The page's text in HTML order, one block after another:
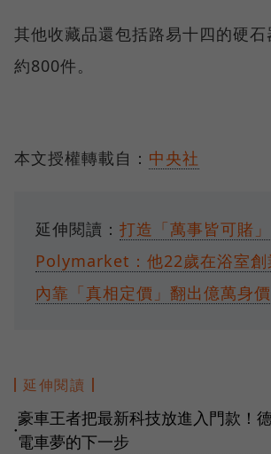
其他收藏品還包括路易十四的硬
約800件。
本文授權轉載自： 中央社
延伸閱讀： 打造「萬事皆可賭
Polymarket：他22歲在浴室創
內靠「真相定價」翻出億萬身價
延伸閱讀
●
豪車王者把最新科技放進入門款！
電車夢的下一步